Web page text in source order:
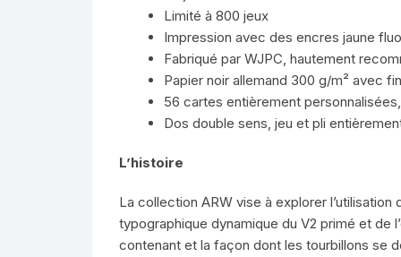
Limité à 800 jeux
Impression avec des encres jaune
Fabriqué par WJPC, hautement
Papier noir allemand 300 g/m² avec
56 cartes entièrement
Dos double sens, jeu et pli
L’histoire
La collection ARW vise à explorer
typographique dynamique du V2 primé et de
contenant et la façon dont les tourbillons se